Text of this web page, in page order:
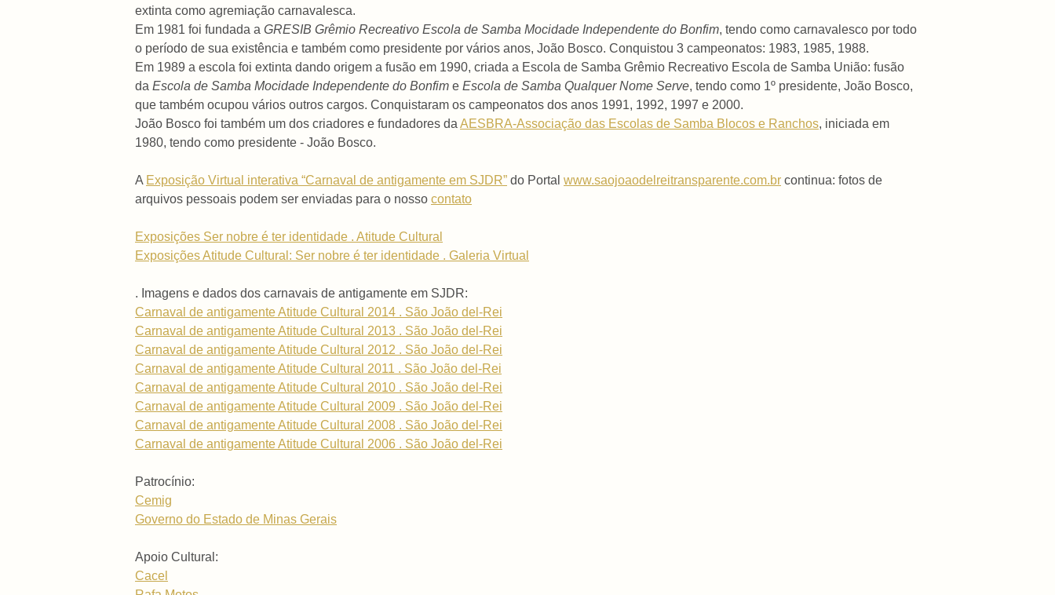
extinta como agremiação carnavalesca.
Em 1981 foi fundada a GRESIB Grêmio Recreativo Escola de Samba Mocidade Independente do Bonfim, tendo como carnavalesco por todo
o período de sua existência e também como presidente por vários anos, João Bosco. Conquistou 3 campeonatos: 1983, 1985, 1988.
Em 1989 a escola foi extinta dando origem a fusão em 1990, criada a Escola de Samba Grêmio Recreativo Escola de Samba União: fusão
da Escola de Samba Mocidade Independente do Bonfim e Escola de Samba Qualquer Nome Serve, tendo como 1º presidente, João Bosco,
que também ocupou vários outros cargos. Conquistaram os campeonatos dos anos 1991, 1992, 1997 e 2000.
João Bosco foi também um dos criadores e fundadores da AESBRA-Associação das Escolas de Samba Blocos e Ranchos, iniciada em
1980, tendo como presidente - João Bosco.
A Exposição Virtual interativa “Carnaval de antigamente em SJDR” do Portal www.saojoaodelreitransparente.com.br continua: fotos de
arquivos pessoais podem ser enviadas para o nosso contato
Exposições Ser nobre é ter identidade . Atitude Cultural
Exposições Atitude Cultural: Ser nobre é ter identidade . Galeria Virtual
. Imagens e dados dos carnavais de antigamente em SJDR:
Carnaval de antigamente Atitude Cultural 2014 . São João del-Rei
Carnaval de antigamente Atitude Cultural 2013 . São João del-Rei
Carnaval de antigamente Atitude Cultural 2012 . São João del-Rei
Carnaval de antigamente Atitude Cultural 2011 . São João del-Rei
Carnaval de antigamente Atitude Cultural 2010 . São João del-Rei
Carnaval de antigamente Atitude Cultural 2009 . São João del-Rei
Carnaval de antigamente Atitude Cultural 2008 . São João del-Rei
Carnaval de antigamente Atitude Cultural 2006 . São João del-Rei
Patrocínio:
Cemig
Governo do Estado de Minas Gerais
Apoio Cultural:
Cacel